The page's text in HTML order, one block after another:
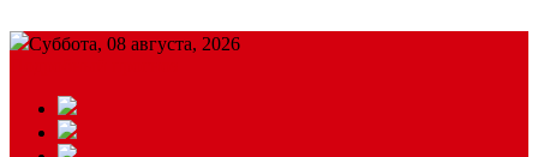
Суббота, 08 августа, 2026